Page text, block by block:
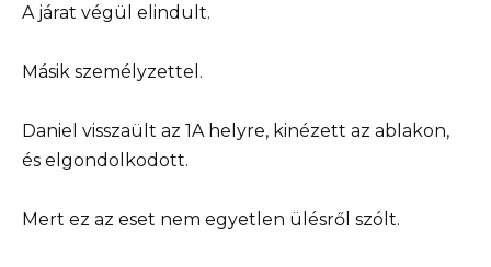
A járat végül elindult.
Másik személyzettel.
Daniel visszaült az 1A helyre, kinézett az ablakon,
és elgondolkodott.
Mert ez az eset nem egyetlen ülésről szólt.